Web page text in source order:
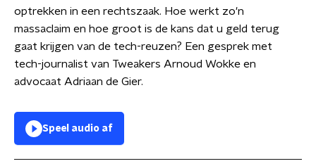
optrekken in een rechtszaak. Hoe werkt zo'n
massaclaim en hoe groot is de kans dat u geld terug
gaat krijgen van de tech-reuzen? Een gesprek met
tech-journalist van Tweakers Arnoud Wokke en
advocaat Adriaan de Gier.
Speel audio af